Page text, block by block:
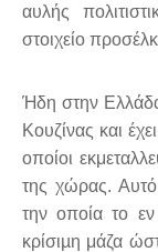
αυλής
στοιχείο
Ήδη στην
Κουζίνας και
οποίοι
της χώρας. Αυτό
την οποία το
κρίσιµη μάζα